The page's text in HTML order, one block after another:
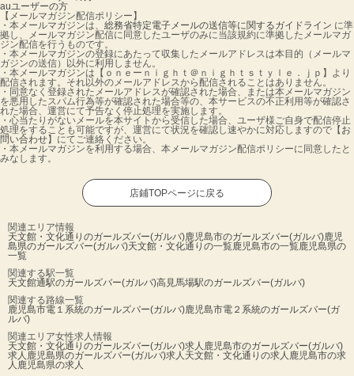
auユーザーの方
【メールマガジン配信ポリシー】
・本メールマガジンは、 総務省特定電子メールの送信等に関するガイドライン に準
拠し、メールマガジン配信に同意したユーザのみに当該規約に準拠したメールマガ
ジン配信を行うものです。
・本メールマガジンの登録にあたって収集したメールアドレスは本目的（メールマ
ガジンの送信）以外に利用しません。
・本メールマガジンは【ｏｎｅーｎｉｇｈｔ＠ｎｉｇｈｔｓｔｙｌｅ．ｊｐ】より
配信されます。それ以外のメールアドレスから配信されることはありません。
・同意なく登録されたメールアドレスが確認された場合、または本メールマガジン
を悪用したスパム行為等が確認された場合等の、本サービスの不正利用等が確認さ
れた場合、運営にて予告なく停止処理を実施します。
・心当たりがないメールを本サイトから受信した場合、ユーザ様ご自身で配信停止
処理をすることも可能ですが、運営にて状況を確認し速やかに対応しますので【 お
問い合わせ】にてご連絡ください。
・本メールマガジンを利用する場合、本メールマガジン配信ポリシーに同意したと
みなします。
店鋪TOPページに戻る
関連エリア情報
天文館・文化通りのガールズバー(ガルバ)鹿児島市のガールズバー(ガルバ)鹿児
島県のガールズバー(ガルバ)天文館・文化通りの一覧鹿児島市の一覧鹿児島県の
一覧
関連する駅一覧
天文館通駅のガールズバー(ガルバ)高見馬場駅のガールズバー(ガルバ)
関連する路線一覧
鹿児島市電１系統のガールズバー(ガルバ)鹿児島市電２系統のガールズバー(ガ
ルバ)
関連エリア女性求人情報
天文館・文化通りのガールズバー(ガルバ)求人 鹿児島市のガールズバー(ガルバ)
求人 鹿児島県のガールズバー(ガルバ)求人 天文館・文化通りの求人 鹿児島市の求
人 鹿児島県の求人